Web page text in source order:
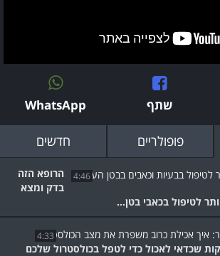
שתף WhatsApp
פופולריים חדשים
4:46
הרופא הזה
בדק ומצא
לטיפול בכאבי בטן...
4:33
שכדאי לאכול כדי לטפל בכולסטרול שלכם